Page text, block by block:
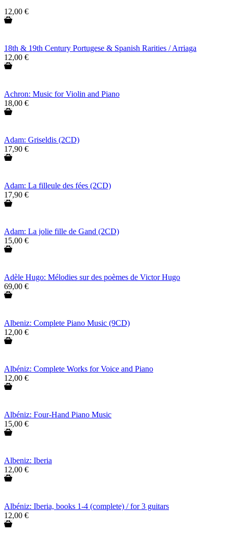
12,00 €
18th & 19th Century Portugese & Spanish Rarities / Arriaga
12,00 €
Achron: Music for Violin and Piano
18,00 €
Adam: Griseldis (2CD)
17,90 €
Adam: La filleule des fées (2CD)
17,90 €
Adam: La jolie fille de Gand (2CD)
15,00 €
Adèle Hugo: Mélodies sur des poèmes de Victor Hugo
69,00 €
Albeniz: Complete Piano Music (9CD)
12,00 €
Albéniz: Complete Works for Voice and Piano
12,00 €
Albéniz: Four-Hand Piano Music
15,00 €
Albeniz: Iberia
12,00 €
Albéniz: Iberia, books 1-4 (complete) / for 3 guitars
12,00 €